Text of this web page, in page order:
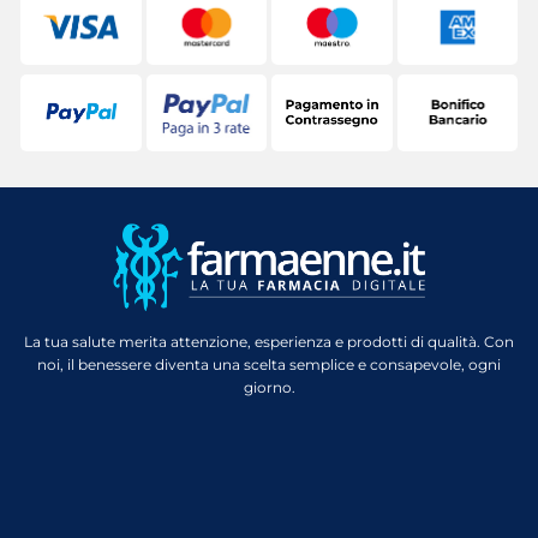
La tua salute merita attenzione, esperienza e prodotti di qualità. Con
noi, il benessere diventa una scelta semplice e consapevole, ogni
giorno.